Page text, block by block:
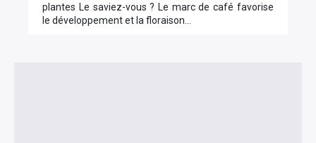
plantes Le saviez-vous ? Le marc de café favorise
le développement et la floraison…